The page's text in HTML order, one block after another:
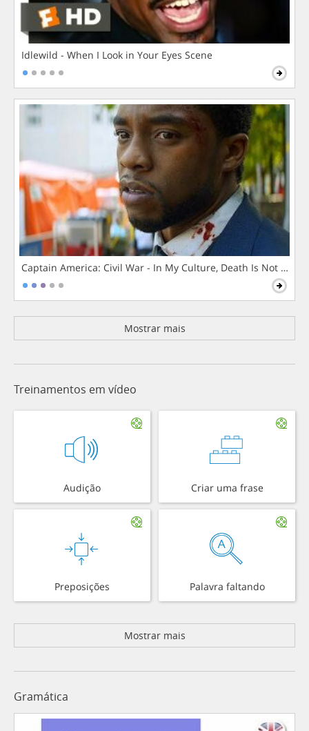
Idlewild - When I Look in Your Eyes Scene
Captain America: Civil War - In My Culture, Death Is Not The
Mostrar mais
Treinamentos em vídeo
Audição Criar uma frase
Preposições Palavra faltando
Mostrar mais
Gramática